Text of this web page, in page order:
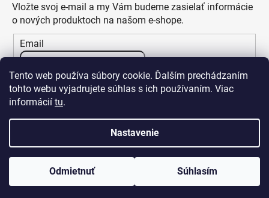
Tento web používa súbory cookie. Ďalším prechádzaním
tohto webu vyjadrujete súhlas s ich používaním. Viac
informácií tu.
Nastavenie
Odmietnuť Súhlasím
Vložte svoj e-mail a my Vám budeme zasielať informácie
o nových produktoch na našom e-shope.
Email
Vložením e-mailu súhlasíte spodmienkami ochrany
osobných údajov
PRIHLÁSIŤ SA